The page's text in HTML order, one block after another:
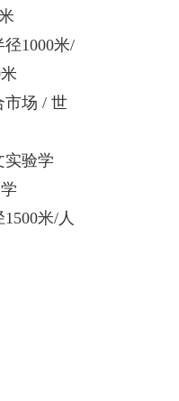
1000米/
市场 / 世
实验学
米/人